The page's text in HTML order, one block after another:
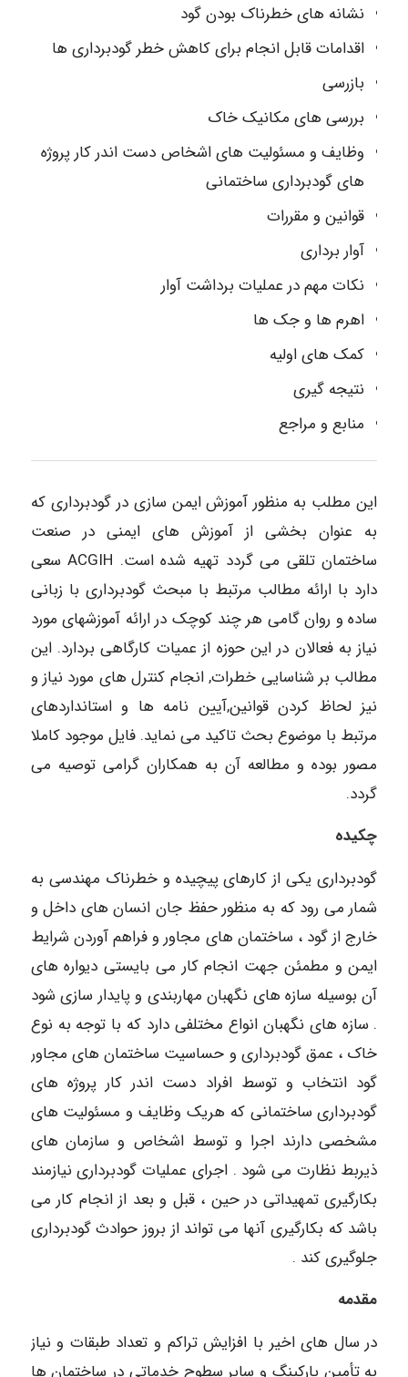
نشانه های خطرناک بودن گود
اقدامات قابل انجام برای کاهش خطر گودبرداری ها
بازرسی
بررسی های مکانیک خاک
وظایف و مسئولیت های اشخاص دست اندر کار پروژه
های گودبرداری ساختمانی
قوانین و مقررات
آوار برداری
نکات مهم در عملیات برداشت آوار
اهرم ها و جک ها
کمک های اولیه
نتیجه گیری
منابع و مراجع
این مطلب به منظور آموزش ایمن سازی در گودبرداری که
به عنوان بخشی از آموزش های ایمنی در صنعت
ساختمان تلقی می گردد تهیه شده است. ACGIH سعی
دارد با ارائه مطالب مرتبط با مبحث گودبرداری با زبانی
ساده و روان گامی هر چند کوچک در ارائه آموزشهای مورد
نیاز به فعالان در این حوزه از عمیات کارگاهی بردارد. این
مطالب بر شناسایی خطرات, انجام کنترل های مورد نیاز و
نیز لحاظ کردن قوانین,آیین نامه ها و استانداردهای
مرتبط با موضوع بحث تاکید می نماید. فایل موجود کاملا
مصور بوده و مطالعه آن به همکاران گرامی توصیه می
گردد.
چکیده
گودبرداری یکی از کارهای پیچیده و خطرناک مهندسی به
شمار می رود که به منظور حفظ جان انسان های داخل و
خارج از گود ، ساختمان های مجاور و فراهم آوردن شرایط
ایمن و مطمئن جهت انجام کار می بایستی دیواره های
آن بوسیله سازه های نگهبان مهاربندی و پایدار سازی شود
. سازه های نگهبان انواع مختلفی دارد که با توجه به نوع
خاک ، عمق گودبرداری و حساسیت ساختمان های مجاور
گود انتخاب و توسط افراد دست اندر کار پروژه های
گودبرداری ساختمانی که هریک وظایف و مسئولیت های
مشخصی دارند اجرا و توسط اشخاص و سازمان های
ذیربط نظارت می شود . اجرای عملیات گودبرداری نیازمند
بکارگیری تمهیداتی در حین ، قبل و بعد از انجام کار می
باشد که بکارگیری آنها می تواند از بروز حوادث گودبرداری
جلوگیری کند .
مقدمه
در سال های اخیر با افزایش تراکم و تعداد طبقات و نیاز
به تأمین پارکینگ و سایر سطوح خدماتی در ساختمان ها